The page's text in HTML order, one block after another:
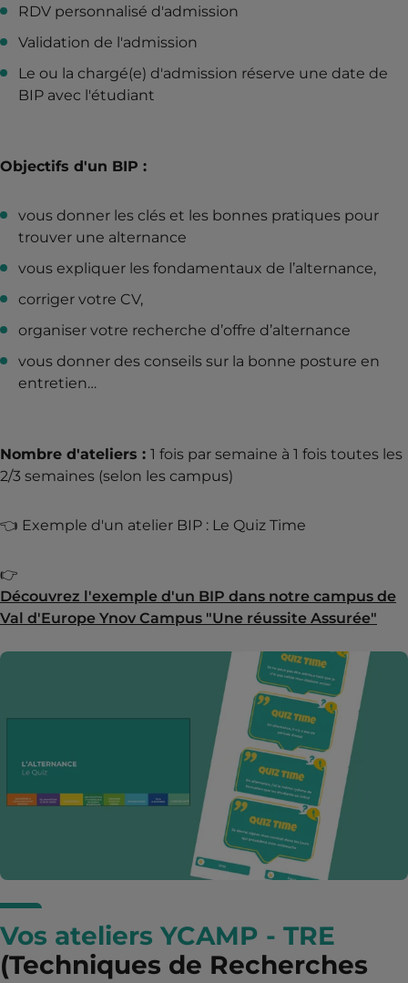
RDV personnalisé d'admission
Validation de l'admission
Le ou la chargé(e) d'admission réserve une date de
BIP avec l'étudiant
Objectifs d'un BIP :
vous donner les clés et les bonnes pratiques pour
trouver une alternance
vous expliquer les fondamentaux de l’alternance,
corriger votre CV,
organiser votre recherche d’offre d’alternance
vous donner des conseils sur la bonne posture en
entretien…
Nombre d'ateliers : 1 fois par semaine à 1 fois toutes les
2/3 semaines (selon les campus)
👈 Exemple d'un atelier BIP : Le Quiz Time
👉
Découvrez l'exemple d'un BIP dans notre campus de
Val d'Europe Ynov Campus "Une réussite Assurée"
Vos ateliers YCAMP - TRE
(Techniques de Recherches